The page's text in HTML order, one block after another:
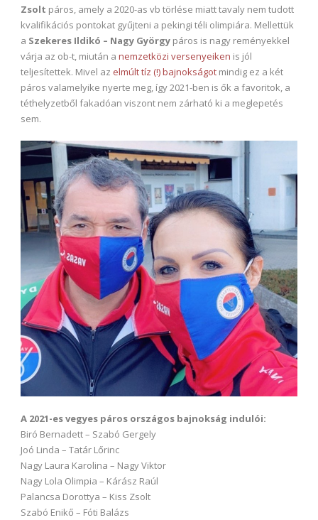
Zsolt páros, amely a 2020-as vb törlése miatt tavaly nem tudott
kvalifikációs pontokat gyűjteni a pekingi téli olimpiára. Mellettük
a Szekeres Ildikó – Nagy György páros is nagy reményekkel
várja az ob-t, miután a nemzetközi versenyeiken is jól
teljesítettek. Mivel az elmúlt tíz (!) bajnokságot mindig ez a két
páros valamelyike nyerte meg, így 2021-ben is ők a favoritok, a
téthelyzetből fakadóan viszont nem zárható ki a meglepetés
sem.
A 2021-es vegyes páros országos bajnokság indulói:
Biró Bernadett – Szabó Gergely
Joó Linda – Tatár Lőrinc
Nagy Laura Karolina – Nagy Viktor
Nagy Lola Olimpia – Kárász Raúl
Palancsa Dorottya – Kiss Zsolt
Szabó Enikő – Fóti Balázs